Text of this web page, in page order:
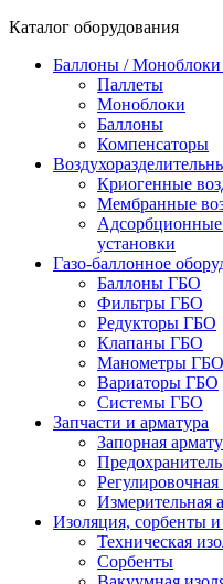
Каталог оборудования
Баллоны /
Паллеты
Моноблоки
Баллоны
Компенсаторы
Криогенные
Мембранные
Адсорбционные
установки
Газо-баллонное
Баллоны ГБО
Фильтры ГБО
Редукторы ГБО
Клапаны ГБО
Манометры ГБО
Вариаторы ГБО
Системы ГБО
Запчасти и арматура
Запорная
Регулировочная
Измерительная
Изоляция, сорбенты
Техническая
Сорбенты